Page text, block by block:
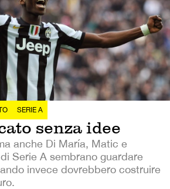
SERIE A
senza idee
anche Di María, Matic e
Serie A sembrano guardare
invece dovrebbero costruire